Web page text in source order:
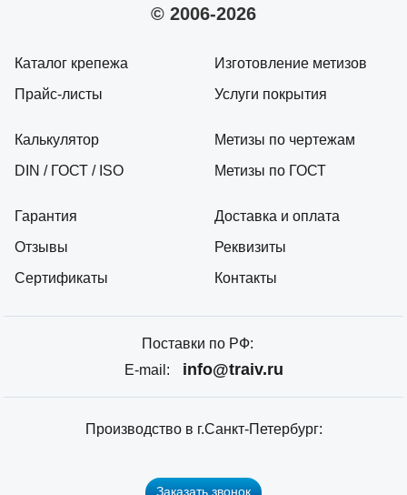
© 2006-2026
Каталог крепежа
Прайс-листы
Калькулятор
DIN / ГОСТ / ISO
Гарантия
Отзывы
Сертификаты
Изготовление метизов
Услуги покрытия
Метизы по чертежам
Метизы по ГОСТ
Доставка и оплата
Реквизиты
Контакты
Поставки по РФ:
E-mail:
info@traiv.ru
Производство в г.Санкт-Петербург:
Заказать звонок